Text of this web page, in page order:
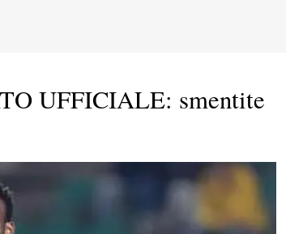
UFFICIALE: smentite